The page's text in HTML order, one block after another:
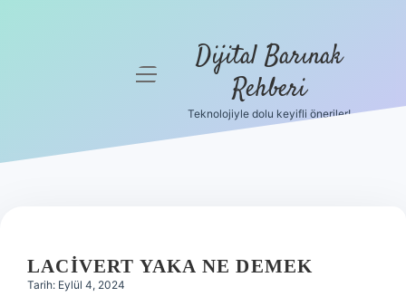
Hakkımızda
menüyü
Dijital Barınak
Rehberi
Teknolojiyle dolu keyifli öneriler!
LACIVERT YAKA NE DEMEK
Tarih: Eylül 4, 2024